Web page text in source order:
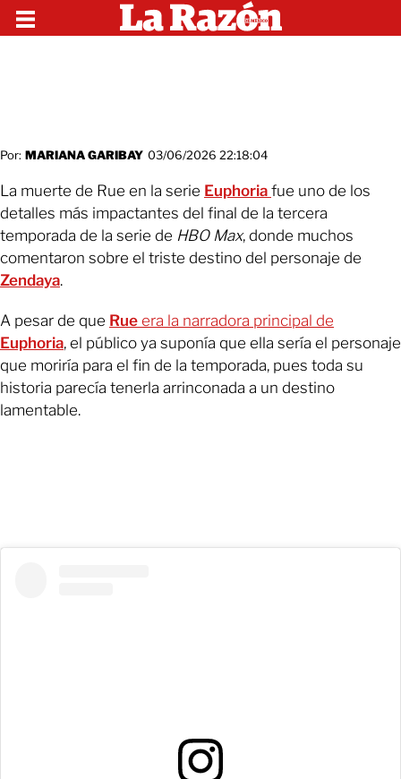
Por: MARIANA GARIBAY 03/06/2026 22:18:04
La muerte de Rue en la serie Euphoria fue uno de los
detalles más impactantes del final de la tercera
temporada de la serie de HBO Max, donde muchos
comentaron sobre el triste destino del personaje de
Zendaya.
A pesar de que Rue era la narradora principal de
Euphoria, el público ya suponía que ella sería el personaje
que moriría para el fin de la temporada, pues toda su
historia parecía tenerla arrinconada a un destino
lamentable.